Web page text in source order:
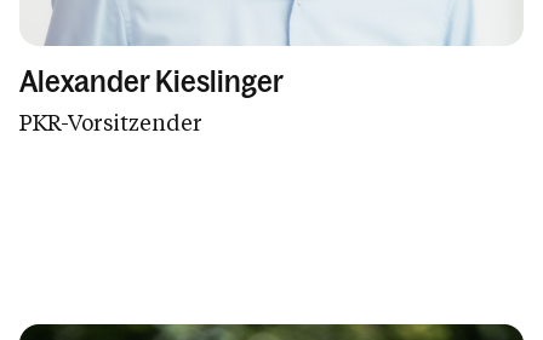
Alexander Kieslinger
PKR-Vorsitzender